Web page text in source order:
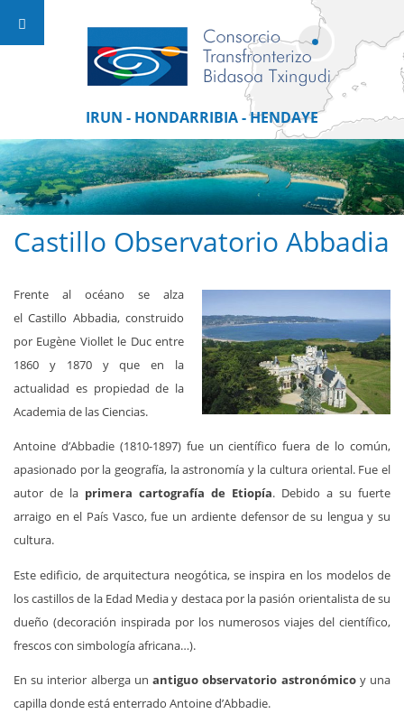
IRUN - HONDARRIBIA - HENDAYE
Castillo Observatorio Abbadia
Frente al océano se alza
el Castillo Abbadia, construido
por Eugène Viollet le Duc entre
1860 y 1870 y que en la
actualidad es propiedad de la
Academia de las Ciencias.
Antoine d’Abbadie (1810-1897) fue un científico fuera de lo común,
apasionado por la geografía, la astronomía y la cultura oriental. Fue el
autor de la primera cartografía de Etiopía. Debido a su fuerte
arraigo en el País Vasco, fue un ardiente defensor de su lengua y su
cultura.
Este edificio, de arquitectura neogótica, se inspira en los modelos de
los castillos de la Edad Media y destaca por la pasión orientalista de su
dueño (decoración inspirada por los numerosos viajes del científico,
frescos con simbología africana…).
En su interior alberga unantiguo observatorio astronómicoy una
capilla donde está enterrado Antoine d’Abbadie.